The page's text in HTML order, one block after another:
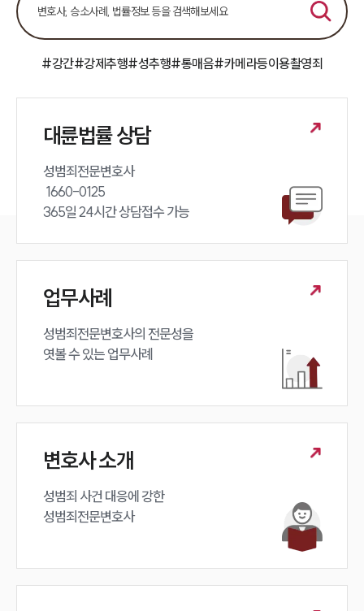
팀소개
대륜의 강점
오시는 길
글로벌 파트너 로펌
통합검색
주요 업무사례
사례분석/최신동향
성범죄대응부 업무
구성원 소개
성범죄전문변호사
공지사항
법률 블로그
#강간#강제추행#성추행#통매음#카메라등이용촬영죄
대륜법률 상담
성범죄전문변호사
365일 24시간 상담접수 가능
업무사례
성범죄전문변호사의 전문성을
엿볼 수 있는 업무사례
변호사 소개
성범죄 사건 대응에 강한
성범죄전문변호사